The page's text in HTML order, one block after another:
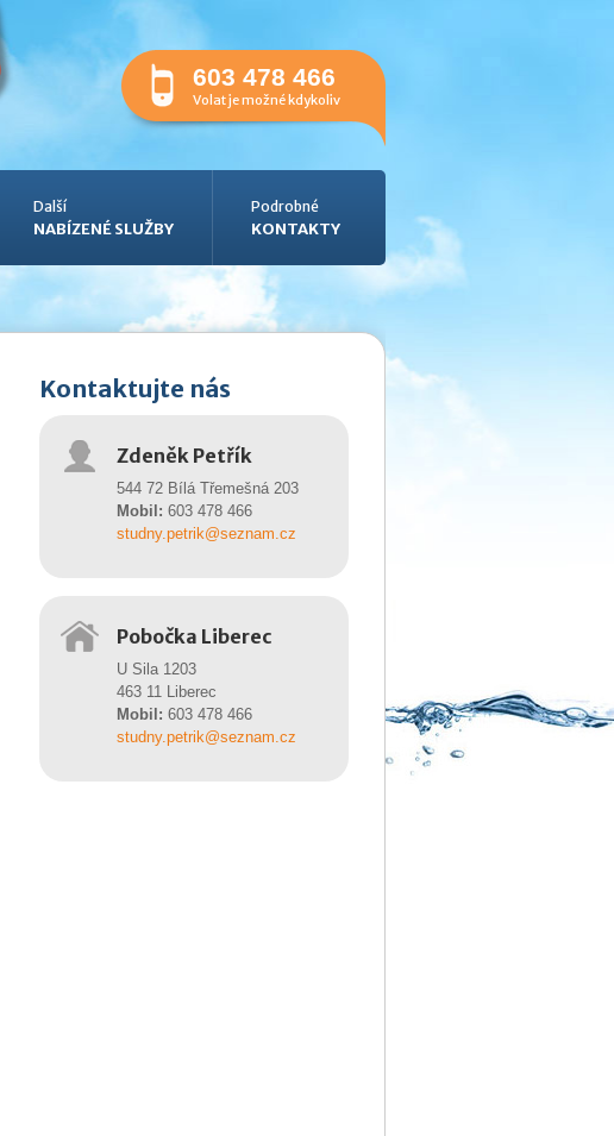
Kontaktujte nás
Zdeněk Petřík
544 72 Bílá Třemešná 203
Mobil: 603 478 466
studny.petrik@seznam.cz
Pobočka Liberec
U Sila 1203
463 11 Liberec
Mobil: 603 478 466
studny.petrik@seznam.cz
603 478 466
Volat je možné kdykoliv
Další
NABÍZENÉ SLUŽBY
Podrobné
KONTAKTY